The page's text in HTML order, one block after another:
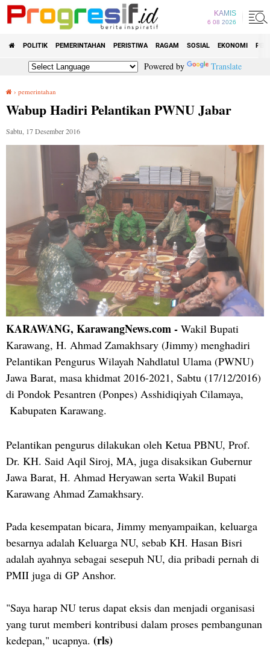
KAMIS
6 08 2026
POLITIK PEMERINTAHAN PERISTIWA RAGAM SOSIAL EKONOMI
Powered by Translate
› pemerintahan
Wabup Hadiri Pelantikan PWNU Jabar
Sabtu, 17 Desember 2016
KARAWANG, KarawangNews.com - Wakil Bupati
Karawang, H. Ahmad Zamakhsary (Jimmy) menghadiri
Pelantikan Pengurus Wilayah Nahdlatul Ulama (PWNU)
Jawa Barat, masa khidmat 2016-2021, Sabtu (17/12/2016)
di Pondok Pesantren (Ponpes) Asshidiqiyah Cilamaya,
Kabupaten Karawang.
Pelantikan pengurus dilakukan oleh Ketua PBNU, Prof.
Dr. KH. Said Aqil Siroj, MA, juga disaksikan Gubernur
Jawa Barat, H. Ahmad Heryawan serta Wakil Bupati
Karawang Ahmad Zamakhsary.
Pada kesempatan bicara, Jimmy menyampaikan, keluarga
besarnya adalah Keluarga NU, sebab KH. Hasan Bisri
adalah ayahnya sebagai sesepuh NU, dia pribadi pernah di
PMII juga di GP Anshor.
"Saya harap NU terus dapat eksis dan menjadi organisasi
yang turut memberi kontribusi dalam proses pembangunan
kedepan," ucapnya. (rls)